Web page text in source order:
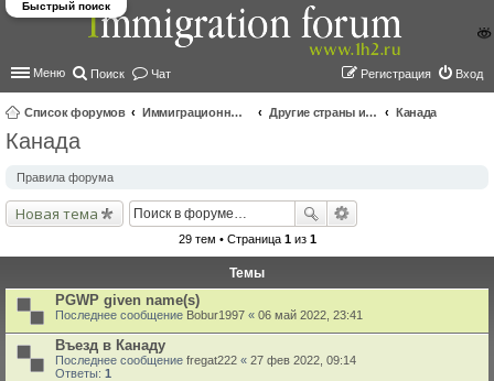
Меню Поиск Чат Вход
Регистрация
Список форумов Иммиграционные форумы | Immigration forums Другие страны и вопросы Шенгена
Канада
Быстрый поиск
Канада
Правила форума
Новая тема
29 тем • Страница 1из 1
Темы
PGWP given name(s)
Последнее сообщение Bobur1997 « 06 май 2022, 23:41
Въезд в Канаду
Последнее сообщение fregat222 « 27 фев 2022, 09:14
Ответы: 1